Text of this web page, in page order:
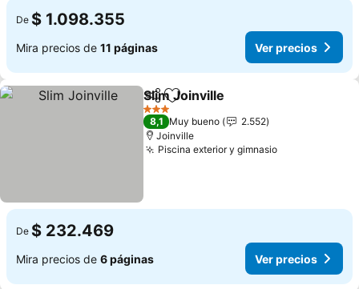
De $ 1.098.355
Mira precios de 11 páginas Ver precios
CompartirAgregar a favoritos
Slim Joinville
3 Estrellas
8,1 Muy bueno
2.552
Joinville
Piscina exterior y gimnasio
De $ 232.469
Mira precios de 6 páginas Ver precios